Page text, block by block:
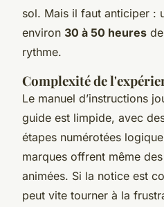
sol. Mais il faut anticiper :
environ 30 à 50 heures
rythme.
Complexité de
Le manuel d’instructions
guide est limpide, avec
étapes numérotées
marques offrent même
animées. Si la notice est
peut vite tourner à la